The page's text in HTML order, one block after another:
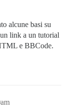
alcune basi su
link a un tutorial
e BBCode.